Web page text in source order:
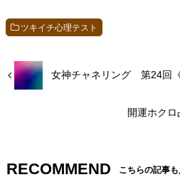
ツキイチ心理テスト
女神チャネリング 第24回《
開運ホクロ
RECOMMEND こちらの記事も